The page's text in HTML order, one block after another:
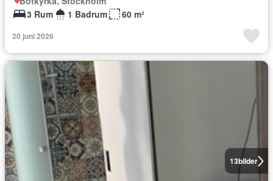
3 Rum
1 Badrum 60 m²
20 juni 2026
13bilder